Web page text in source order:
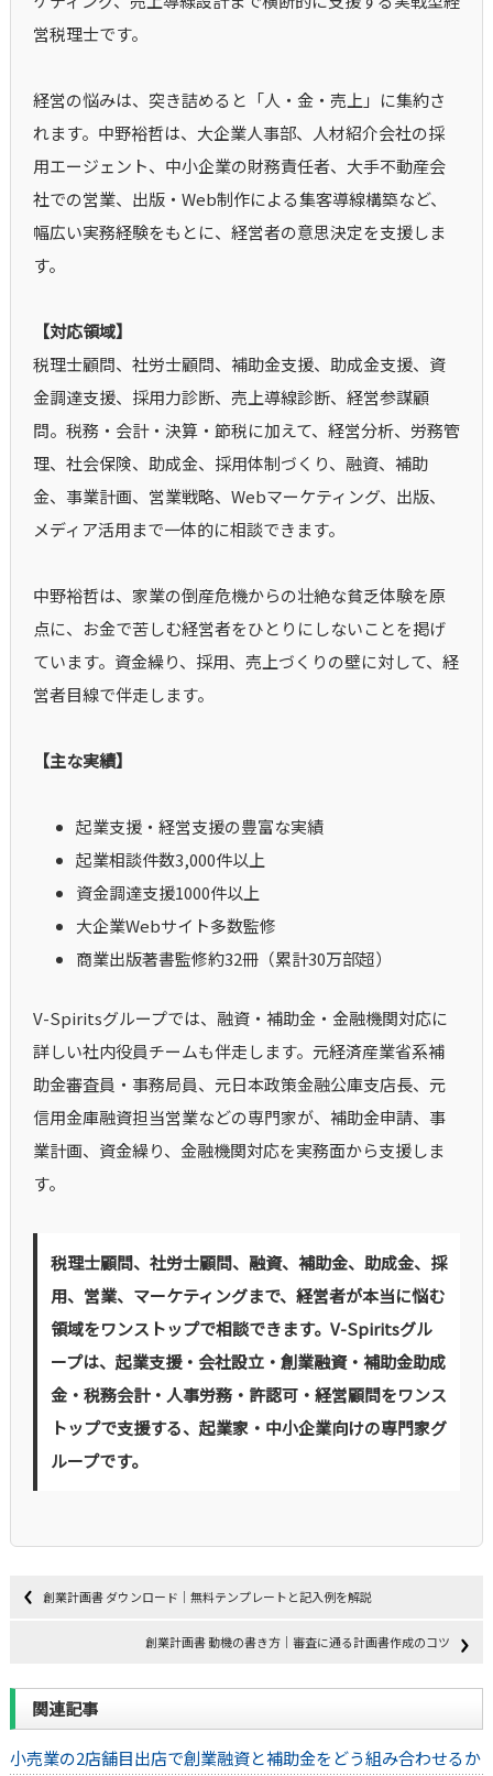
営税理士です。
経営の悩みは、突き詰めると「人・金・売上」に集約さ
れます。中野裕哲は、大企業人事部、人材紹介会社の採
用エージェント、中小企業の財務責任者、大手不動産会
社での営業、出版・Web制作による集客導線構築など、
幅広い実務経験をもとに、経営者の意思決定を支援しま
す。
【対応領域】
税理士顧問、社労士顧問、補助金支援、助成金支援、資
金調達支援、採用力診断、売上導線診断、経営参謀顧
問。税務・会計・決算・節税に加えて、経営分析、労務管
理、社会保険、助成金、採用体制づくり、融資、補助
金、事業計画、営業戦略、Webマーケティング、出版、
メディア活用まで一体的に相談できます。
中野裕哲は、家業の倒産危機からの壮絶な貧乏体験を原
点に、お金で苦しむ経営者をひとりにしないことを掲げ
ています。資金繰り、採用、売上づくりの壁に対して、経
営者目線で伴走します。
【主な実績】
起業支援・経営支援の豊富な実績
起業相談件数3,000件以上
資金調達支援1000件以上
大企業Webサイト多数監修
商業出版著書監修約32冊（累計30万部超）
V-Spiritsグループでは、融資・補助金・金融機関対応に
詳しい社内役員チームも伴走します。元経済産業省系補
助金審査員・事務局員、元日本政策金融公庫支店長、元
信用金庫融資担当営業などの専門家が、補助金申請、事
業計画、資金繰り、金融機関対応を実務面から支援しま
す。
税理士顧問、社労士顧問、融資、補助金、助成金、採
用、営業、マーケティングまで、経営者が本当に悩む
領域をワンストップで相談できます。V-Spiritsグル
ープは、起業支援・会社設立・創業融資・補助金助成
金・税務会計・人事労務・許認可・経営顧問をワンス
トップで支援する、起業家・中小企業向けの専門家グ
ループです。
創業計画書 ダウンロード｜無料テンプレートと記入例を解説
創業計画書 動機の書き方｜審査に通る計画書作成のコツ
関連記事
小売業の2店舗目出店で創業融資と補助金をどう組み合わせるか